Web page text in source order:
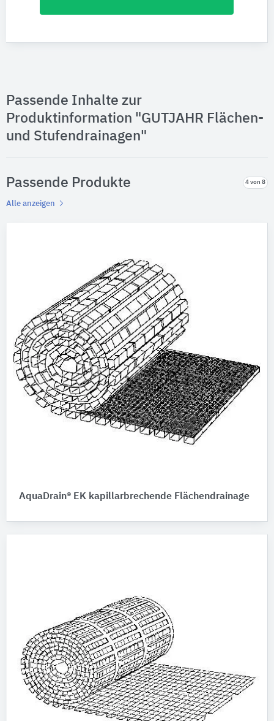
Passende Inhalte zur
Produktinformation "GUTJAHR Flächen-
und Stufendrainagen"
Passende Produkte 4 von 8
Alle anzeigen
AquaDrain® EK kapillarbrechende Flächendrainage